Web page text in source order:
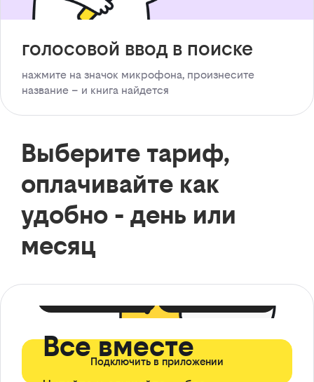
голосовой ввод в поиске
нажмите на значок микрофона, произнесите
название – и книга найдется
Выберите тариф,
оплачивайте как
удобно - день или
месяц
Все вместе
Подключить в приложении